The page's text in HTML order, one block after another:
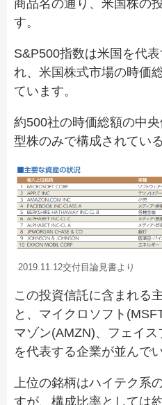
商品名の通り、米国株の
す。
S&P500指数は米国を代
れ、米国株式市場の時価
ています。
約500社の時価総額の中
型株のみで構成されてい
2019.11.12交付目論見書より
この投資信託に含まれる
と、マイクロソフト
マゾン(AMZN)、フェイ
を代表する企業が並んでい
上位の銘柄はハイテク系
すが、構成比率としては